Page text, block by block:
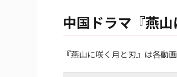
中国ドラマ『燕
『燕山に咲く月と刃』は各動